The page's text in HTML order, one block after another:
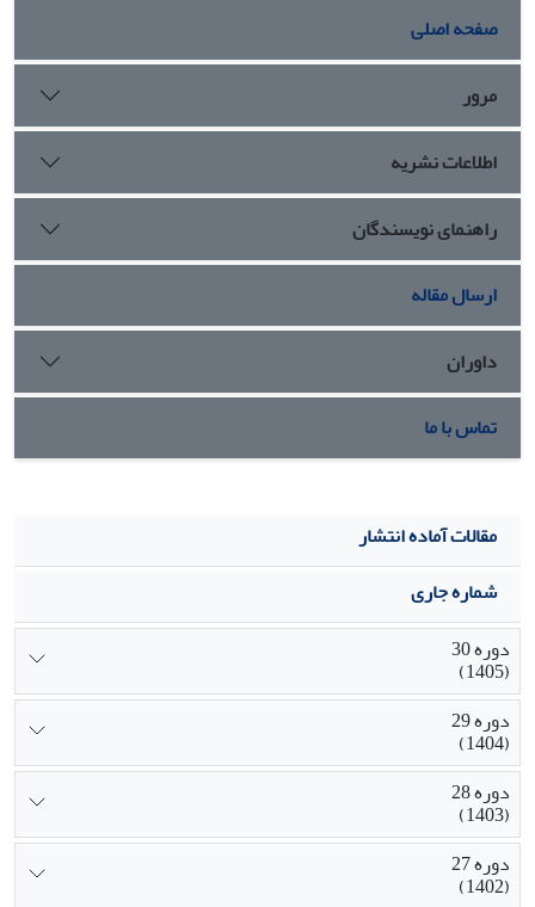
های پشتیبان بوده است.
صفحه اصلی
مرور
اطلاعات نشریه
راهنمای نویسندگان
ارسال مقاله
داوران
تماس با ما
مقالات آماده انتشار
شماره جاری
دوره 30
(1405)
دوره 29
(1404)
دوره 28
(1403)
دوره 27
(1402)